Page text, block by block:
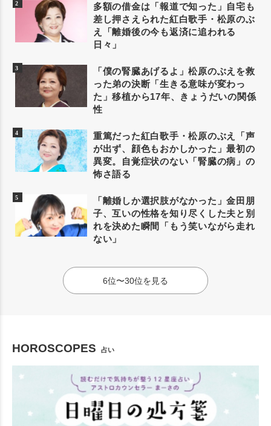
多額の借金は「報道で知った」自宅も
差し押さえられた紅白歌手・松原のぶ
え「離婚後の今も返済に追われる
日々」
「僕の腎臓あげるよ」松原のぶえを救
った弟の決断「生きる意味が変わっ
た」移植から17年、きょうだいの関係
性
重篤だった紅白歌手・松原のぶえ「声
が出ず、顔色もおかしかった」最初の
異変。自覚症状のない「腎臓の病」の
怖さ語る
「離婚しか選択肢がなかった」金田朋
子、互いの性格を知り尽くした夫と別
れを決めた瞬間「もう笑いながら走れ
ない」
6位〜30位を見る
HOROSCOPES 占い